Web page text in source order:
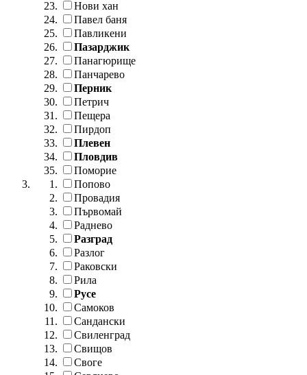
Нови хан
Павел баня
Павликени
Пазарджик
Панагюрище
Панчарево
Перник
Петрич
Пещера
Пирдоп
Плевен
Пловдив
Поморие
Попово
Провадия
Първомай
Раднево
Разград
Разлог
Раковски
Рила
Русе
Самоков
Сандански
Свиленград
Свищов
Своге